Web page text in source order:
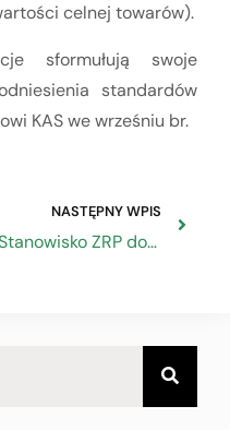
celnej towarów).
sformułują swoje
standardów
KAS we wrześniu br.
NASTĘPNY WPIS
Stanowisko ZRP dot. szczegółowych wymagań sanitarnohigienicznych